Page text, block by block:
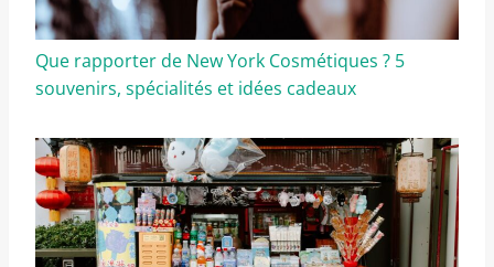
Que rapporter de New York Cosmétiques ? 5
souvenirs, spécialités et idées cadeaux